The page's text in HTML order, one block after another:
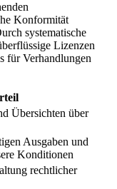
Konformität
systematische
Lizenzen
für Verhandlungen
Übersichten über
Ausgaben und
Konditionen
rechtlicher